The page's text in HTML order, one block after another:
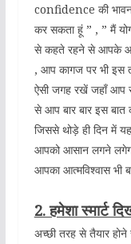
confidence की
कर सकता हूं ” , ” मैं
से कहते रहने से आपके
, आप कागज पर भी इस
ऐसी जगह रखें जहाँ आप
से आप बार बार इस बात
जिससे थोड़े ही दिन में
आपको आसान लगने
आपका आत्मविश्वास भी
2. हमेशा स्मार्ट
अच्छी तरह से तैयार